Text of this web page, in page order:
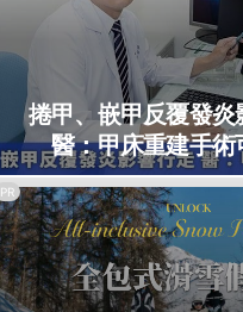
捲甲、嵌甲反覆發炎
醫：甲床重建手術
PR